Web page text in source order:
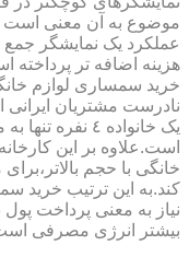
موضوع به آن معنی است
عملکرد یک نمایشگر جمع
هزینه اضافه تر پرداخته
خرید سمساری لوازم
یک خانواده ٤
است.علاوه بر این
خانگی با حجم
کند.به این ترتیب خرید
نیاز به معنی پرداخت پول
بیشتر انرژی مصرفی